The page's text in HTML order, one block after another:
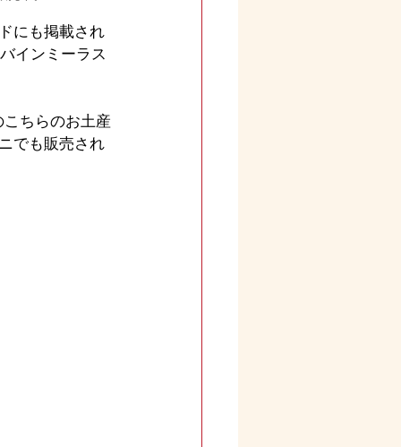
にも掲載され
インミーラス
ちらのお土産
でも販売され